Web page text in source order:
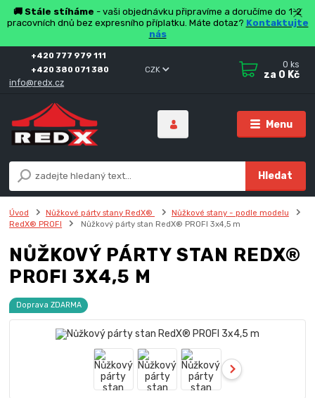
🚚 Stále stíháme - vaši objednávku připravíme a doručíme do 1-2
pracovních dnů bez expresního příplatku. Máte dotaz? Kontaktujte
nás
Menu
CZK
Hledat
+420 777 979 111
+420 380 071 380
info@redx.cz
0 ks
za 0 Kč
Úvod Nůžkové párty stany RedX®
Nůžkové stany - podle modelu
RedX® PROFI
Nůžkový párty stan RedX® PROFI 3x4,5 m
NŮŽKOVÝ PÁRTY STAN REDX®
PROFI 3X4,5 M
Doprava ZDARMA